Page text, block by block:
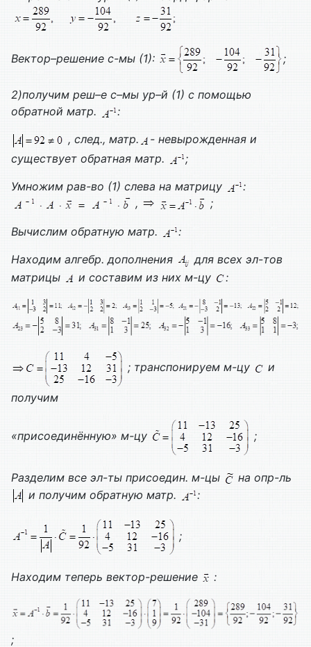
Вектор–решение с-мы (1): ;
2)получим реш–е с–мы ур–й (1) с помощью
обратной матр.
:
, след., матр.
- невырожденная и
существует обратная матр.
;
Умножим рав-во (1) слева на матрицу
:
,
;
Вычислим обратную матр.
:
Находим алгебр. дополнения
для всех эл-тов
матрицы
и составим из них м-цу :
; транспонируем м-цу и
получим
«присоединённую» м-цу ;
Разделим все эл-ты присоедин. м-цы
на опр-ль
и получим обратную матр.
:
;
Находим теперь вектор-решение :
;